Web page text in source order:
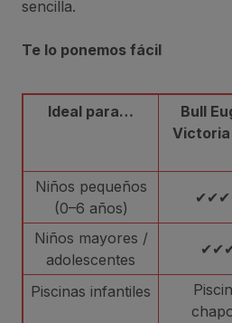
sencilla.
Te lo ponemos fácil
Ideal para…
Bull
Victoria
Niños pequeños
(0–6 años)
Niños mayores /
adolescentes
Piscinas infantiles